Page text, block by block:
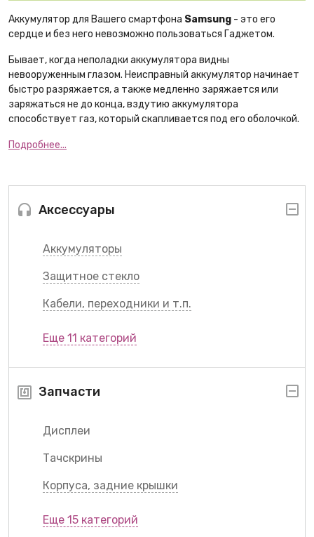
Аксессуары
Аккумуляторы
Защитное стекло
Кабели, переходники и т.п.
Еще 11 категорий
Запчасти
Дисплеи
Тачскрины
Корпуса, задние крышки
Еще 15 категорий
Аккумулятор для Вашего смартфона Samsung - это его
сердце и без него невозможно пользоваться Гаджетом.
Бывает, когда неполадки аккумулятора видны
невооруженным глазом. Неисправный аккумулятор начинает
быстро разряжается, а также медленно заряжается или
заряжаться не до конца, вздутию аккумулятора
способствует газ, который скапливается под его оболочкой.
Подробнее...